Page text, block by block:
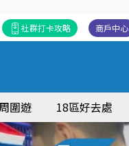
商戶中心
社群打卡攻略
圍遊 18區好去處